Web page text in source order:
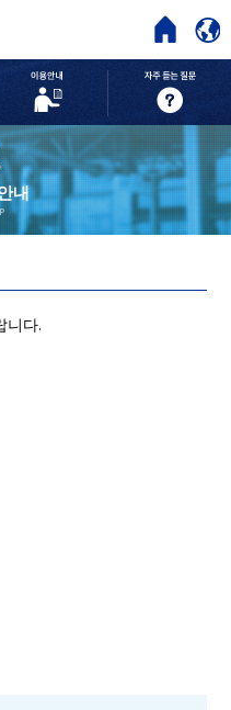
HOME
차장 안내 이용안내
내
니다.